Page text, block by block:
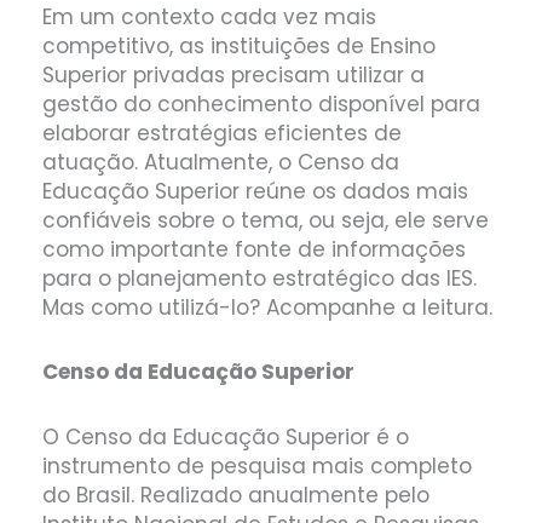
Em um contexto cada vez mais
competitivo, as instituições de Ensino
Superior privadas precisam utilizar a
gestão do conhecimento disponível para
elaborar estratégias eficientes de
atuação. Atualmente, o Censo da
Educação Superior reúne os dados mais
confiáveis sobre o tema, ou seja, ele serve
como importante fonte de informações
para o planejamento estratégico das IES.
Mas como utilizá-lo? Acompanhe a leitura.
Censo da Educação Superior
O Censo da Educação Superior é o
instrumento de pesquisa mais completo
do Brasil. Realizado anualmente pelo